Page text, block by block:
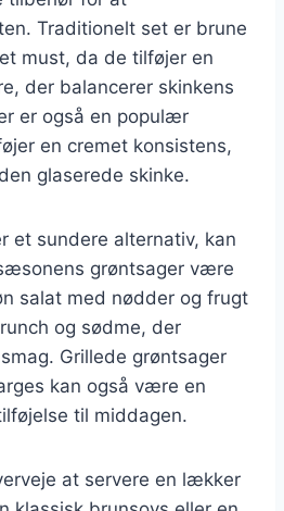
Traditionelt set er brune
must, da de tilføjer en
der balancerer skinkens
er også en populær
en cremet konsistens,
glaserede skinke.
et sundere alternativ, kan
grøntsager være
salat med nødder og frugt
og sødme, der
Grillede grøntsager
kan også være en
til middagen.
at servere en lækker